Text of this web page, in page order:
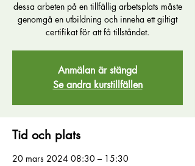
dessa arbeten på en tillfällig arbetsplats måste
genomgå en utbildning och inneha ett giltigt
certifikat för att få tillståndet.
Anmälan är stängd
Se andra kurstillfällen
Tid och plats
20 mars 2024 08:30 – 15:30